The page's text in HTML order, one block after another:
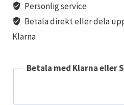
Personlig service
Betala direkt eller dela
Klarna
Betala med Klarna eller